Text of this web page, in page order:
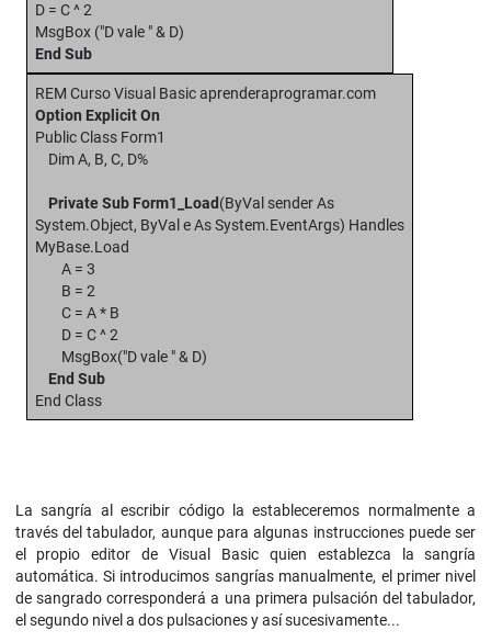
D = C ^ 2
MsgBox ("D vale " & D)
End Sub
REM Curso Visual Basic aprenderaprogramar.com
Option Explicit On
Public Class Form1
Dim A, B, C, D%
Private Sub Form1_Load (ByVal sender As
System.Object, ByVal e As System.EventArgs) Handles
MyBase.Load
A = 3
B = 2
C = A * B
D = C ^ 2
MsgBox("D vale " & D)
End Sub
End Class
La sangría al escribir código la estableceremos normalmente a
través del tabulador, aunque para algunas instrucciones puede ser
el propio editor de Visual Basic quien establezca la sangría
automática. Si introducimos sangrías manualmente, el primer nivel
de sangrado corresponderá a una primera pulsación del tabulador,
el segundo nivel a dos pulsaciones y así sucesivamente...